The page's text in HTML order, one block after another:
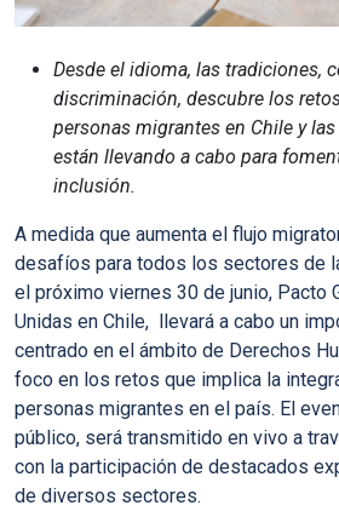
Desde el idioma, las tradiciones,
discriminación, descubre los
personas migrantes en Chile y
están llevando a cabo para
inclusión.
A medida que aumenta el flujo
desafíos para todos los sectores de
el próximo viernes 30 de junio, Pacto
Unidas en Chile, llevará a cabo un
centrado en el ámbito de Derechos
foco en los retos que implica la
personas migrantes en el país. El
público, será transmitido en vivo a
con la participación de destacados
de diversos sectores.